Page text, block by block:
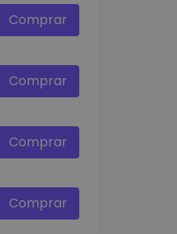
Comprar
Comprar
Comprar
Comprar